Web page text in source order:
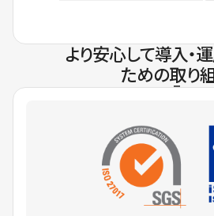
より安心して導入・
ための取り